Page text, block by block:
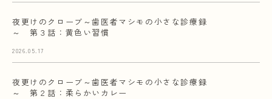
夜更けのクローブ～歯医者マシモの小さな診療録
～ 第３話：黄色い習慣
2026.05.17
夜更けのクローブ～歯医者マシモの小さな診療録
～ 第２話：柔らかいカレー